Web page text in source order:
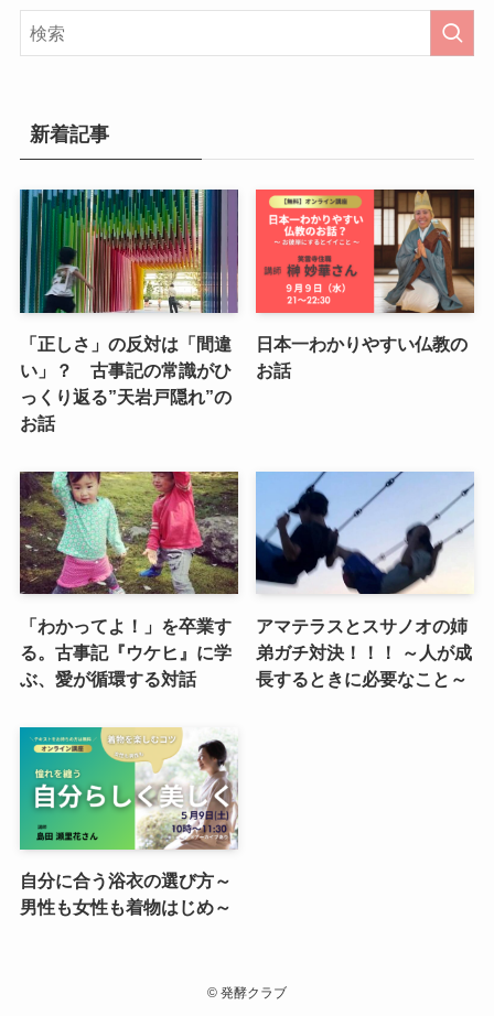
新着記事
「正しさ」の反対は「間違
い」？ 古事記の常識がひ
っくり返る”天岩戸隠れ”の
お話
日本一わかりやすい仏教の
お話
「わかってよ！」を卒業す
る。古事記『ウケヒ』に学
ぶ、愛が循環する対話
アマテラスとスサノオの姉
弟ガチ対決！！！ ～人が成
長するときに必要なこと～
自分に合う浴衣の選び方～
男性も女性も着物はじめ～
© 発酵クラブ